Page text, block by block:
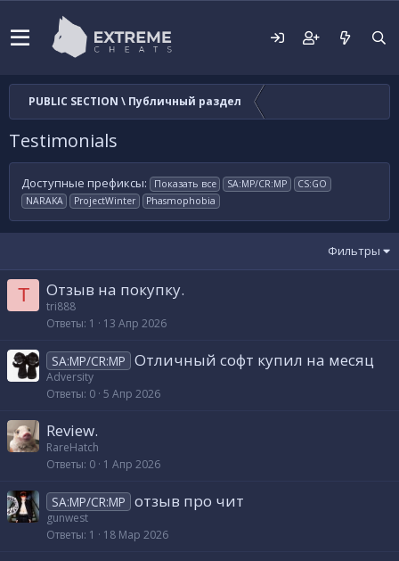
PUBLIC SECTION \ Публичный раздел
Testimonials
Доступные префиксы: Показать все SA:MP/CR:MP
CS:GO
NARAKA
ProjectWinter Phasmophobia
Фильтры
T Отзыв на покупку.
tri888
Ответы 1 13 Апр 2026
SA:MP/CR:MP Отличный софт купил на месяц
Adversity
Ответы 0 5 Апр 2026
Review.
RareHatch
Ответы 0 1 Апр 2026
SA:MP/CR:MP отзыв про чит
gunwest
Ответы 1 18 Мар 2026